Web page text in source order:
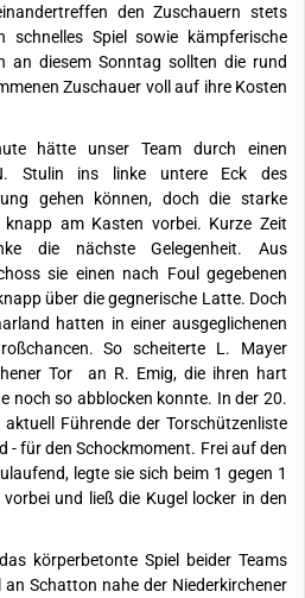
den Zuschauern stets
schnelles Spiel sowie kämpferische
an diesem Sonntag sollten die rund
Zuschauer voll auf ihre Kosten
hätte unser Team durch einen
Stulin ins linke untere Eck des
gehen können, doch die starke
am Kasten vorbei. Kurze Zeit
die nächste Gelegenheit. Aus
sie einen nach Foul gegebenen
über die gegnerische Latte. Doch
hatten in einer ausgeglichenen
So scheiterte L. Mayer
Tor an R. Emig, die ihren hart
noch so abblocken konnte. In der 20.
Führende der Torschützenliste
- für den Schockmoment. Frei auf den
legte sie sich beim 1 gegen 1
und ließ die Kugel locker in den
körperbetonte Spiel beider Teams
Schatton nahe der Niederkirchener